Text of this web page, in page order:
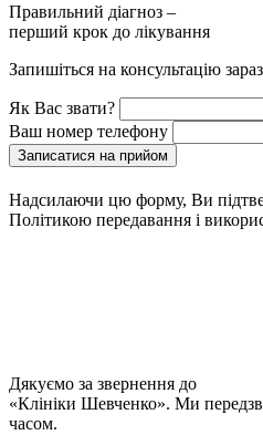
Правильний діагноз –
перший крок до лікування
Запишіться на консультацію
Як Вас звати?
Ваш номер телефону
Записатися на прийом
Надсилаючи цю форму, Ви
Політикою передавання і
Дякуємо за звернення до
«Клініки Шевченко». Ми
часом.